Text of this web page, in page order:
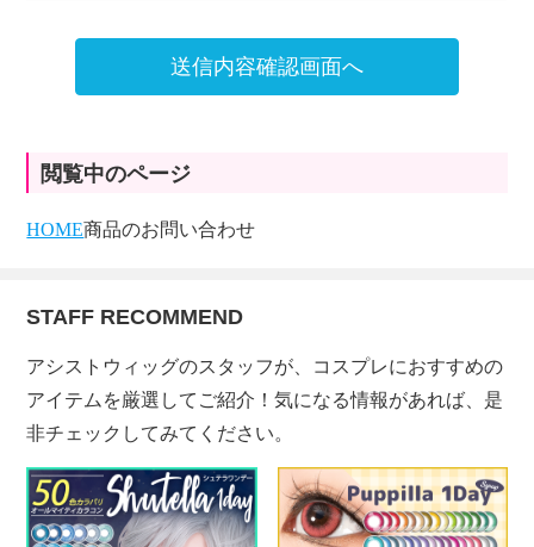
送信内容確認画面へ
閲覧中のページ
HOME商品のお問い合わせ
STAFF RECOMMEND
アシストウィッグのスタッフが、コスプレにおすすめの
アイテムを厳選してご紹介！気になる情報があれば、是
非チェックしてみてください。